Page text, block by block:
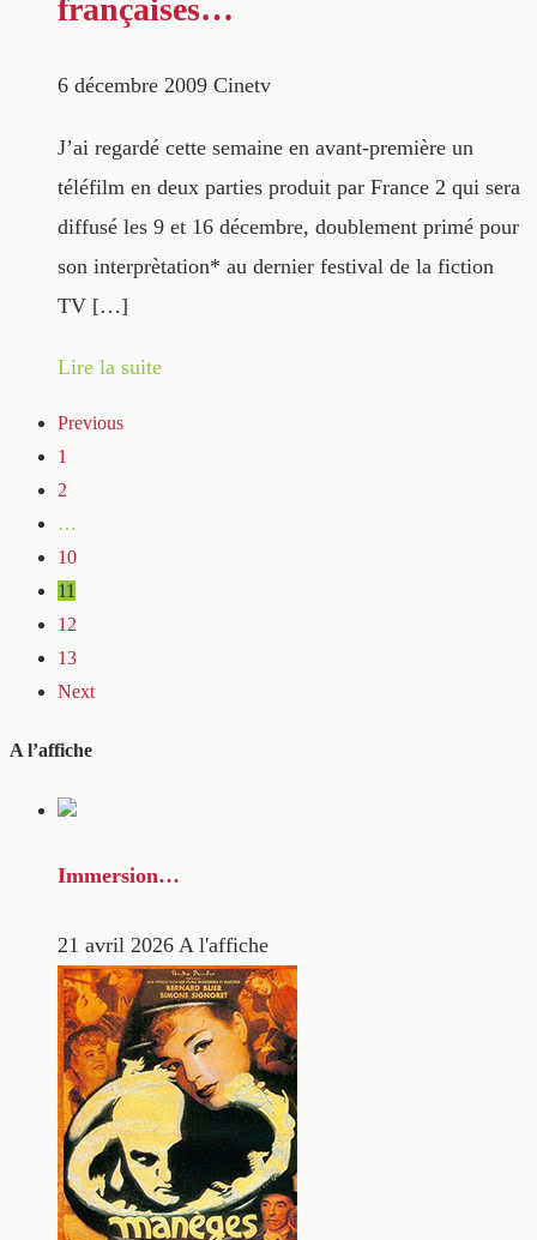
françaises…
6 décembre 2009 Cinetv
J’ai regardé cette semaine en avant-première un
téléfilm en deux parties produit par France 2 qui sera
diffusé les 9 et 16 décembre, doublement primé pour
son interprètation* au dernier festival de la fiction
TV […]
Lire la suite
Previous
1
2
…
10
11
12
13
Next
A l’affiche
Immersion…
21 avril 2026 A l'affiche